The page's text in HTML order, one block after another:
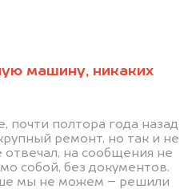
машину, никаких
почти полтора года назад
ремонт, но так и не
отвечал, на сообщения не
собой, без документов.
мы не можем – решили